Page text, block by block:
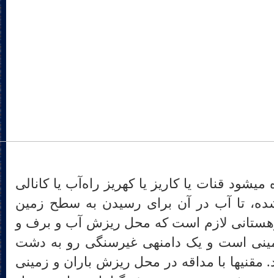
همانگونه که در تصویر بالا دیده می‎شود قنات یا کاریز یا که‎ریز راه‌آب یا کانالی
تا آب در آن برای رسیدن به سطح زمین
لازم است که محل ریزش آب و برف و
انباشت آب در سفرهای زیرزمینی است و یک دامنه‎ی غیرسنگی رو به دشت
که آب را از آن برداشت می‎کنند. مقنی‎ها با مداقه در محل ریزش باران و زمینی